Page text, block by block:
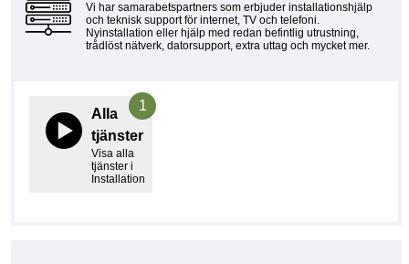
Vi har samarabetspartners som erbjuder installationshjälp
och teknisk support för internet, TV och telefoni.
Nyinstallation eller hjälp med redan befintlig utrustning,
trådlöst nätverk, datorsupport, extra uttag och mycket mer.
Alla
tjänster
Visa alla
tjänster i
Installation
1